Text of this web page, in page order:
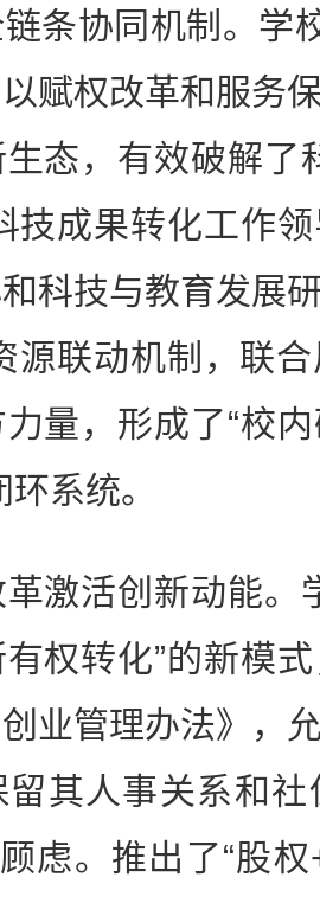
协同机制。学校
赋权改革和服务
态，有效破解了
技成果转化工作
科技与教育发展
源联动机制，联
力量，形成了“校
系统。
活创新动能。
权转化”的新模
业管理办法》，
留其人事关系和
虑。推出了“股